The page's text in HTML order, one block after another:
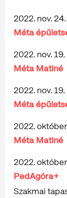
2022. nov. 24.
Méta
2022. nov. 19.
Méta Matiné
2022. nov. 19.
Méta
2022.
Méta Matiné
2022.
PedAgóra+
Szakmai